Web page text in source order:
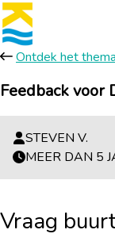
Ontdek het thema
Feedback voor
STEVEN V.
MEER DAN 5
Vraag